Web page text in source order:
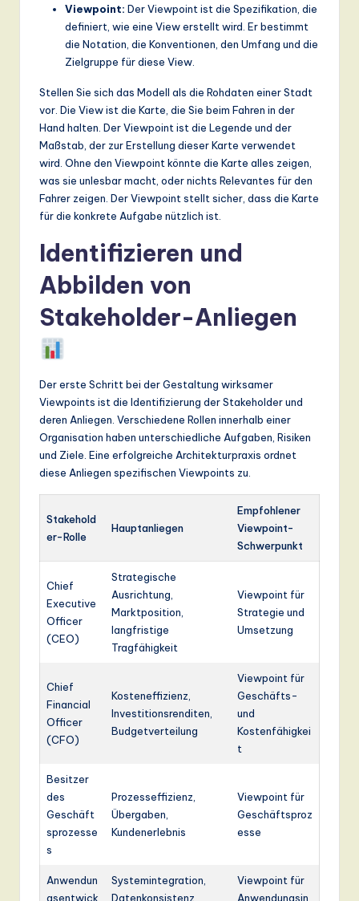
Viewpoint: Der Viewpoint ist die Spezifikation, die
definiert, wie eine View erstellt wird. Er bestimmt
die Notation, die Konventionen, den Umfang und die
Zielgruppe für diese View.
Stellen Sie sich das Modell als die Rohdaten einer Stadt
vor. Die View ist die Karte, die Sie beim Fahren in der
Hand halten. Der Viewpoint ist die Legende und der
Maßstab, der zur Erstellung dieser Karte verwendet
wird. Ohne den Viewpoint könnte die Karte alles zeigen,
was sie unlesbar macht, oder nichts Relevantes für den
Fahrer zeigen. Der Viewpoint stellt sicher, dass die Karte
für die konkrete Aufgabe nützlich ist.
Identifizieren und
Abbilden von
Stakeholder-Anliegen
Der erste Schritt bei der Gestaltung wirksamer
Viewpoints ist die Identifizierung der Stakeholder und
deren Anliegen. Verschiedene Rollen innerhalb einer
Organisation haben unterschiedliche Aufgaben, Risiken
und Ziele. Eine erfolgreiche Architekturpraxis ordnet
diese Anliegen spezifischen Viewpoints zu.
Stakehold
er-Rolle
Hauptanliegen
Empfohlener
Viewpoint-
Schwerpunkt
Chief
Executive
Officer
(CEO)
Strategische
Ausrichtung,
Marktposition,
langfristige
Tragfähigkeit
Viewpoint für
Strategie und
Umsetzung
Chief
Financial
Officer
(CFO)
Kosteneffizienz,
Investitionsrenditen,
Budgetverteilung
Viewpoint für
Geschäfts-
und
Kostenfähigkei
t
Besitzer
des
Geschäft
sprozesse
s
Prozesseffizienz,
Übergaben,
Kundenerlebnis
Viewpoint für
Geschäftsproz
esse
Anwendun
gsentwick
Systemintegration,
Datenkonsistenz,
Viewpoint für
Anwendungsin